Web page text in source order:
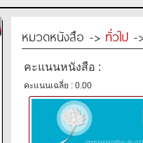
หมวดหนังสือ -> ทั่วไป -
คะแนนหนังสือ :
คะแนนเฉลี่ย : 0.00